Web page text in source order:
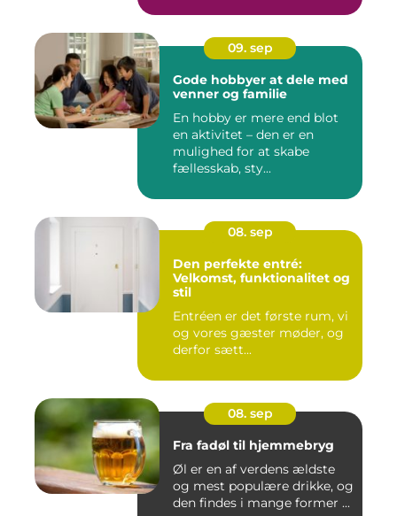
09. sep
Gode hobbyer at dele med
venner og familie
En hobby er mere end blot
en aktivitet – den er en
mulighed for at skabe
fællesskab, sty...
08. sep
Den perfekte entré:
Velkomst, funktionalitet og
stil
Entréen er det første rum, vi
og vores gæster møder, og
derfor sætt...
08. sep
Fra fadøl til hjemmebryg
Øl er en af verdens ældste
og mest populære drikke, og
den findes i mange former ...